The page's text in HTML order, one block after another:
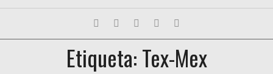
FESTIVALES
EXPOSICIONESEtiqueta: Tex-Mex